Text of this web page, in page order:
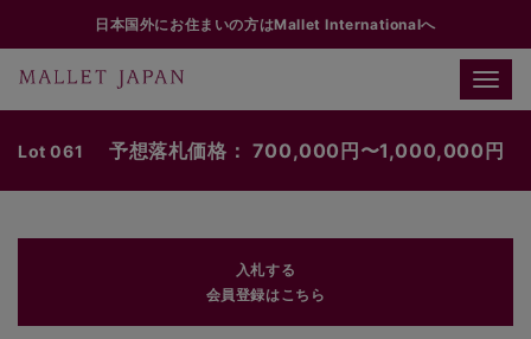
日本国外にお住まいの方はMallet Internationalへ
Toggle
Lot 061 予想落札価格： 700,000円〜1,000,000円
入札する
会員登録はこちら